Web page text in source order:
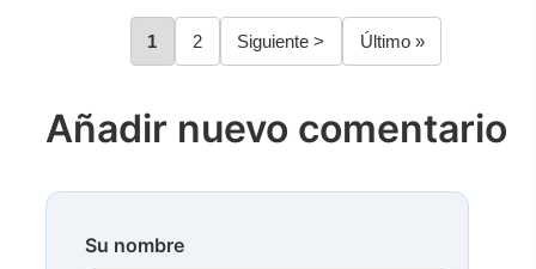
Paginación
Página
1 Página
2
Siguiente
página
Siguiente >
Última
página
Último »
Añadir nuevo comentario
Su nombre